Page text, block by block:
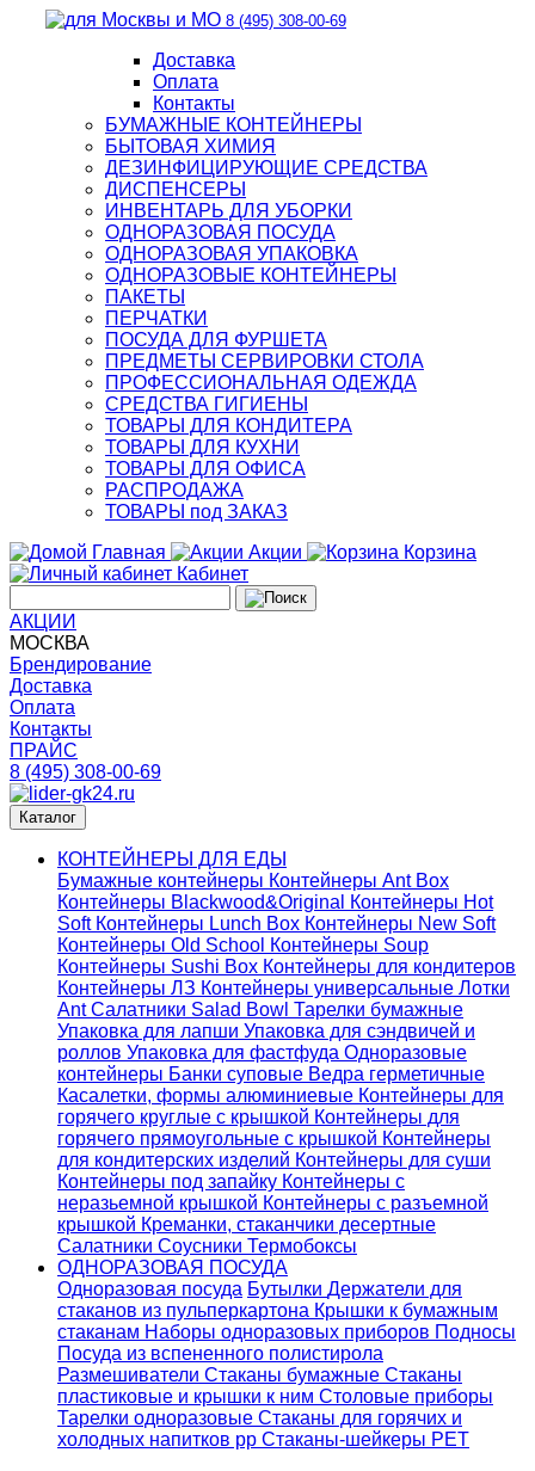
8 (495) 308-00-69
Доставка
Оплата
Контакты
БУМАЖНЫЕ КОНТЕЙНЕРЫ
БЫТОВАЯ ХИМИЯ
ДЕЗИНФИЦИРУЮЩИЕ СРЕДСТВА
ДИСПЕНСЕРЫ
ИНВЕНТАРЬ ДЛЯ УБОРКИ
ОДНОРАЗОВАЯ ПОСУДА
ОДНОРАЗОВАЯ УПАКОВКА
ОДНОРАЗОВЫЕ КОНТЕЙНЕРЫ
ПАКЕТЫ
ПЕРЧАТКИ
ПОСУДА ДЛЯ ФУРШЕТА
ПРЕДМЕТЫ СЕРВИРОВКИ СТОЛА
ПРОФЕССИОНАЛЬНАЯ ОДЕЖДА
СРЕДСТВА ГИГИЕНЫ
ТОВАРЫ ДЛЯ КОНДИТЕРА
ТОВАРЫ ДЛЯ КУХНИ
ТОВАРЫ ДЛЯ ОФИСА
РАСПРОДАЖА
ТОВАРЫ под ЗАКАЗ
Главная
Акции
Корзина
Кабинет
АКЦИИ
МОСКВА
Брендирование
Доставка
Оплата
Контакты
ПРАЙС
8 (495) 308-00-69
Каталог
КОНТЕЙНЕРЫ ДЛЯ ЕДЫ
Бумажные контейнеры Контейнеры Ant Box
Контейнеры Blackwood&Original
Контейнеры Hot
Soft Контейнеры Lunch Box Контейнеры New Soft
Контейнеры Old School Контейнеры Soup
Контейнеры Sushi Box Контейнеры для кондитеров
Контейнеры ЛЗ Контейнеры универсальные Лотки
AntСалатники Salad Bowl Тарелки бумажные
Упаковка для лапши Упаковка для сэндвичей и
роллов Упаковка для фастфуда Одноразовые
контейнеры Банки суповые Ведра герметичные
Касалетки, формы алюминиевые Контейнеры для
горячего круглые с крышкой Контейнеры для
горячего прямоугольные с крышкой Контейнеры
для кондитерских изделий Контейнеры для суши
Контейнеры под запайку Контейнеры с
неразьемной крышкой Контейнеры с разъемной
крышкой Креманки, стаканчики десертные
Салатники Соусники Термобоксы
ОДНОРАЗОВАЯ ПОСУДА
Одноразовая посуда Бутылки Держатели для
стаканов из пульперкартона Крышки к бумажным
стаканам Наборы одноразовых приборов Подносы
Посуда из вспененного полистирола
Размешиватели Стаканы бумажные Стаканы
пластиковые и крышки к ним Столовые приборы
Тарелки одноразовые Стаканы для горячих и
холодных напитков pp Стаканы-шейкеры PET